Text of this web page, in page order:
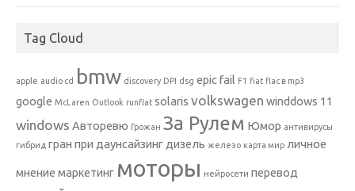
Tag Cloud
apple audio cd bmw discovery DPI dsg epic fail F1 fiat flac в mp3
google McLaren Outlook runflat solaris volkswagen winddows 11
windows Авторевю Грожан За Рулем Юмор антивирусы
гибрид гран при даунсайзинг дизель железо карта мир личное
мнение маркетинг моторы нейросети перевод